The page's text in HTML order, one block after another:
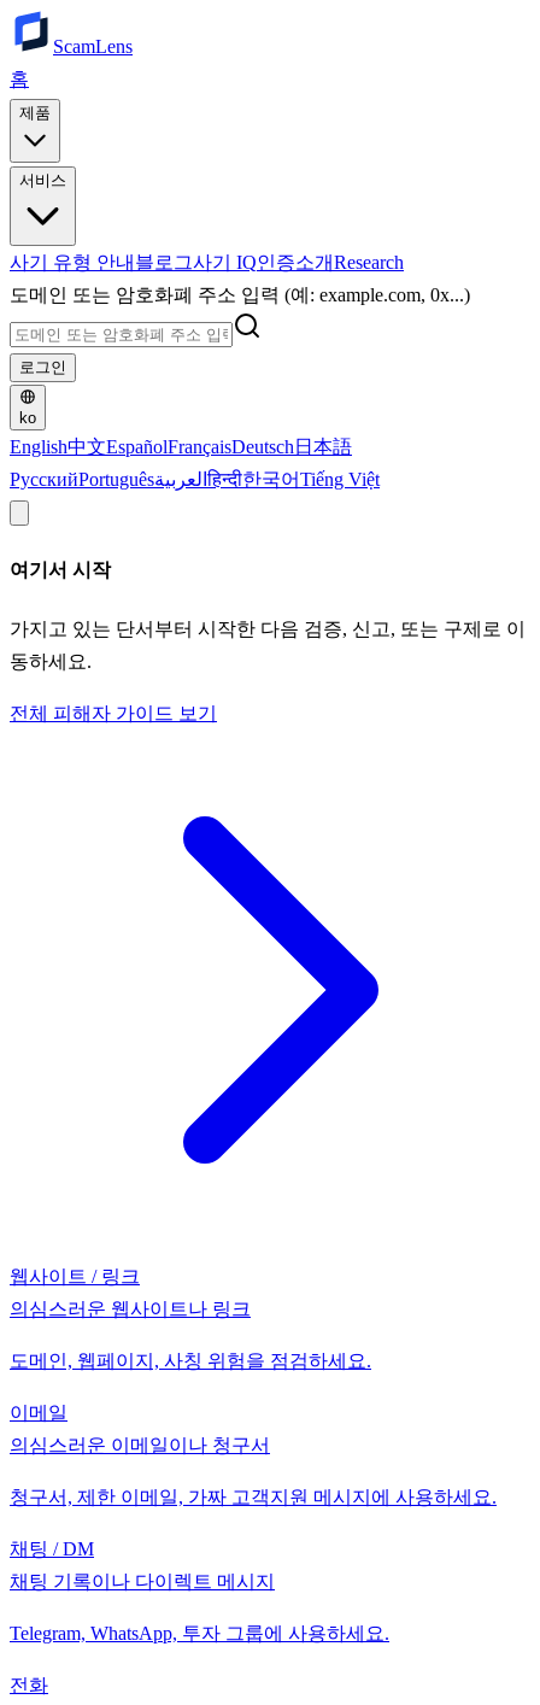
ScamLens
홈
제품
서비스
사기 유형 안내 블로그사기 IQ인증소개Research
도메인 또는 암호화폐 주소 입력 (예: example.com, 0x...)
로그인
ko
English中文EspañolFrançaisDeutsch 日本語
РусскийPortuguêsالعربيةहिन्दी한국어Tiếng Việt
여기서 시작
가지고 있는 단서부터 시작한 다음 검증, 신고, 또는 구제로 이
동하세요.
전체 피해자 가이드 보기
웹사이트 / 링크
의심스러운 웹사이트나 링크
도메인, 웹페이지, 사칭 위험을 점검하세요.
이메일
의심스러운 이메일이나 청구서
청구서, 제한 이메일, 가짜 고객지원 메시지에 사용하세요.
채팅 / DM
채팅 기록이나 다이렉트 메시지
Telegram, WhatsApp, 투자 그룹에 사용하세요.
전화